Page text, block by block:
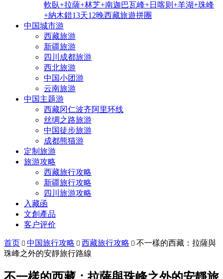
軟臥+拉薩+林芝+南迦巴瓦峰+日喀则+羊湖+珠峰
+納木錯13天12晚西藏旅遊拼團
中国城市游
西藏旅游
新疆旅游
四川成都旅游
西北旅游
中国小团游
云南旅游
中国主题游
西藏冈仁波齐阿里环线
丝绸之路旅游
中国徒步旅游
成都熊猫游
定制旅游
旅游攻略
西藏旅行攻略
新疆旅行攻略
四川旅游攻略
入藏函
文創產品
客户评价
首页  中国旅行攻略  西藏旅行攻略  不一樣的西藏：拉薩與
珠峰之外的安靜旅行路線